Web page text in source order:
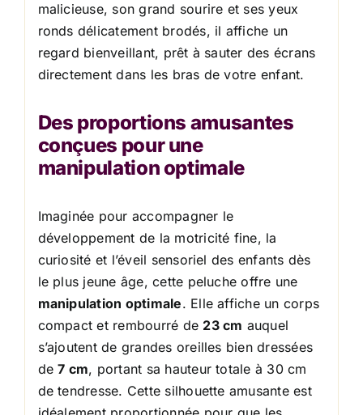
malicieuse, son grand sourire et ses yeux
ronds délicatement brodés, il affiche un
regard bienveillant, prêt à sauter des écrans
directement dans les bras de votre enfant.
Des proportions amusantes
conçues pour une
manipulation optimale
Imaginée pour accompagner le
développement de la motricité fine, la
curiosité et l’éveil sensoriel des enfants dès
le plus jeune âge, cette peluche offre une
manipulation optimale. Elle affiche un corps
compact et rembourré de 23 cm auquel
s’ajoutent de grandes oreilles bien dressées
de7 cm, portant sa hauteur totale à 30 cm
de tendresse. Cette silhouette amusante est